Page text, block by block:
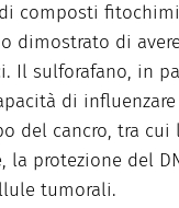
composti
dimostrato di
Il sulforafano, in
di
del cancro, tra cui
la protezione del
tumorali.